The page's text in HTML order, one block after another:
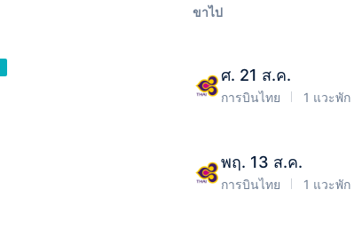
ขาไป
ศ. 21 ส.ค.
การบินไทย 1 แวะพัก
พฤ. 13 ส.ค.
การบินไทย 1 แวะพัก